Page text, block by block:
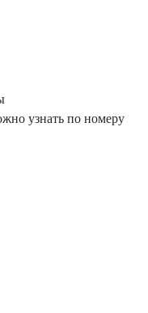
узнать по номеру